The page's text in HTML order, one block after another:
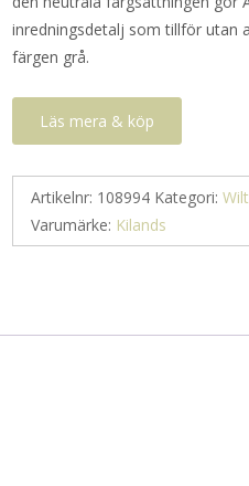
inredningsdetalj som tillför utan
färgen grå.
Läs mera & köp
Artikelnr: 108994 Kategori:
Varumärke: Kilands